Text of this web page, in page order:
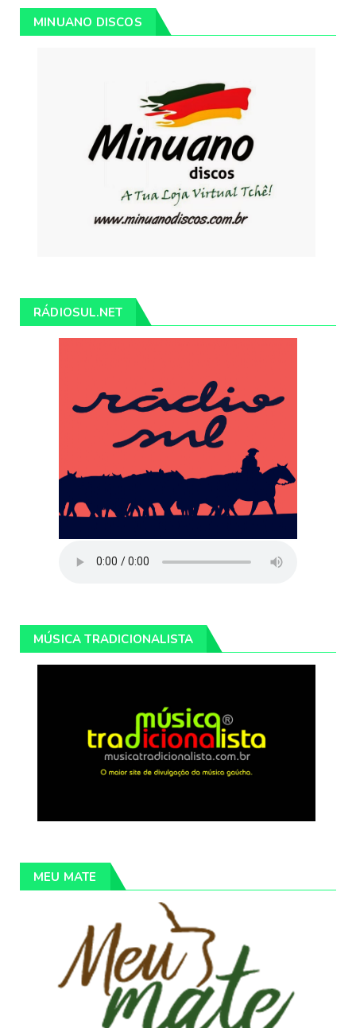
MINUANO DISCOS
RÁDIOSUL.NET
MÚSICA TRADICIONALISTA
MEU MATE